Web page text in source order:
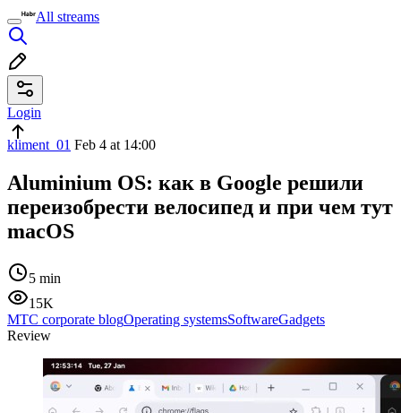
All streams
Login
kliment_01 Feb 4 at 14:00
Aluminium OS: как в Google решили
переизобрести велосипед и при чем тут
macOS
5 min
15K
МТС corporate blogOperating systemsSoftwareGadgets
Review